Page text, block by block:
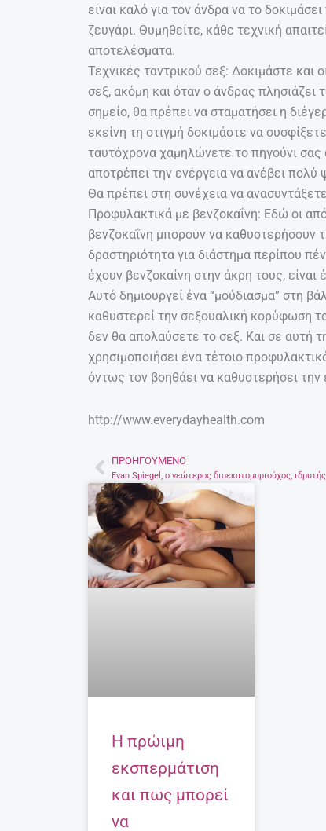
είναι καλό για τον άνδρα να το
ζευγάρι. Θυμηθείτε, κάθε τεχνική
αποτελέσματα.
Τεχνικές ταντρικού σεξ: Δοκιμάστε και
σεξ, ακόμη και όταν ο άνδρας πλησιάζει
σημείο, θα πρέπει να σταματήσει η
εκείνη τη στιγμή δοκιμάστε να
ταυτόχρονα χαμηλώνετε το πηγούνι σας
αποτρέπει την ενέργεια να ανέβει πολύ
Θα πρέπει στη συνέχεια να
Προφυλακτικά με βενζοκαΐνη: Εδώ οι
βενζοκαΐνη μπορούν να καθυστερήσουν
δραστηριότητα για διάστημα περίπου
έχουν βενζοκαίνη στην άκρη τους,
Αυτό δημιουργεί ένα “μούδιασμα” στη
καθυστερεί την σεξουαλική κορύφωση
δεν θα απολαύσετε το σεξ. Και σε αυτή
χρησιμοποιήσει ένα τέτοιο
όντως τον βοηθάει να καθυστερήσει την
http://www.everydayhealth.com
Prev
ΠΡΟΗΓΟΎΜΕΝΟ
Η πρώιμη
εκσπερμάτιση
και πως μπορεί
να